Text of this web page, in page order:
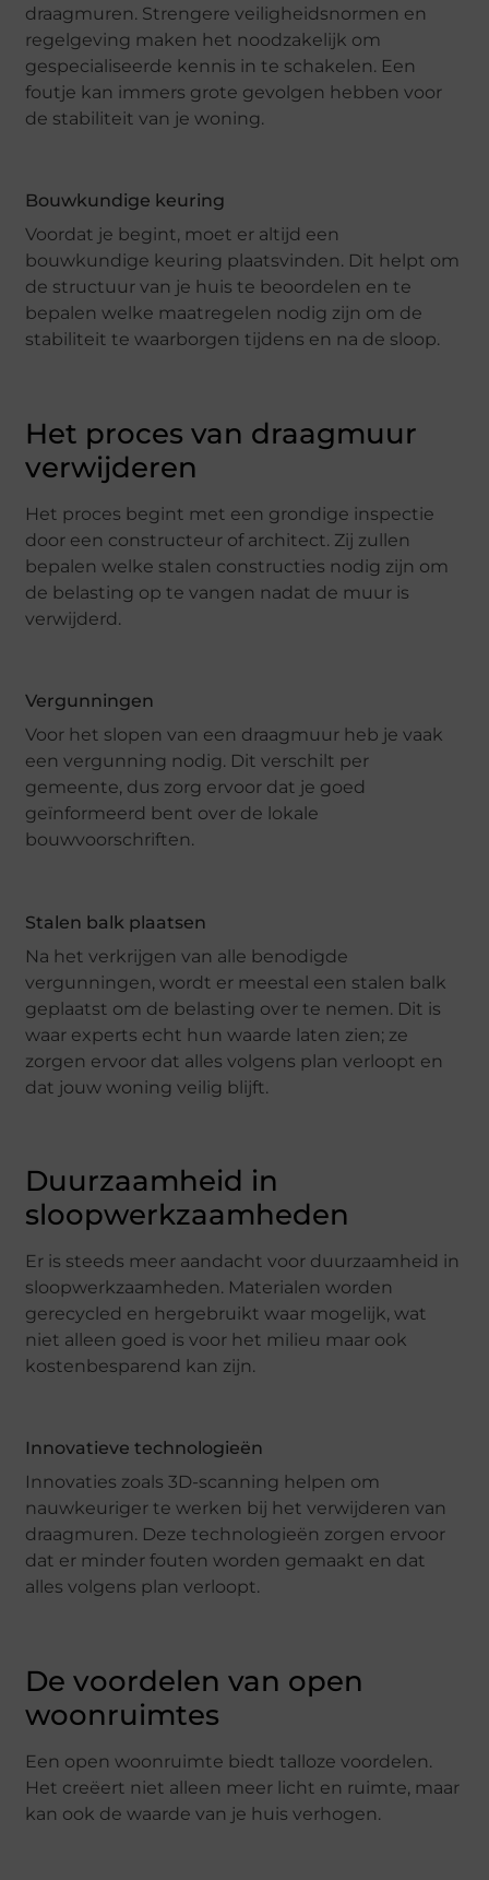
draagmuren. Strengere veiligheidsnormen en
regelgeving maken het noodzakelijk om
gespecialiseerde kennis in te schakelen. Een
foutje kan immers grote gevolgen hebben voor
de stabiliteit van je woning.
Bouwkundige keuring
Voordat je begint, moet er altijd een
bouwkundige keuring plaatsvinden. Dit helpt om
de structuur van je huis te beoordelen en te
bepalen welke maatregelen nodig zijn om de
stabiliteit te waarborgen tijdens en na de sloop.
Het proces van draagmuur
verwijderen
Het proces begint met een grondige inspectie
door een constructeur of architect. Zij zullen
bepalen welke stalen constructies nodig zijn om
de belasting op te vangen nadat de muur is
verwijderd.
Vergunningen
Voor het slopen van een draagmuur heb je vaak
een vergunning nodig. Dit verschilt per
gemeente, dus zorg ervoor dat je goed
geïnformeerd bent over de lokale
bouwvoorschriften.
Stalen balk plaatsen
Na het verkrijgen van alle benodigde
vergunningen, wordt er meestal een stalen balk
geplaatst om de belasting over te nemen. Dit is
waar experts echt hun waarde laten zien; ze
zorgen ervoor dat alles volgens plan verloopt en
dat jouw woning veilig blijft.
Duurzaamheid in
sloopwerkzaamheden
Er is steeds meer aandacht voor duurzaamheid in
sloopwerkzaamheden. Materialen worden
gerecycled en hergebruikt waar mogelijk, wat
niet alleen goed is voor het milieu maar ook
kostenbesparend kan zijn.
Innovatieve technologieën
Innovaties zoals 3D-scanning helpen om
nauwkeuriger te werken bij het verwijderen van
draagmuren. Deze technologieën zorgen ervoor
dat er minder fouten worden gemaakt en dat
alles volgens plan verloopt.
De voordelen van open
woonruimtes
Een open woonruimte biedt talloze voordelen.
Het creëert niet alleen meer licht en ruimte, maar
kan ook de waarde van je huis verhogen.